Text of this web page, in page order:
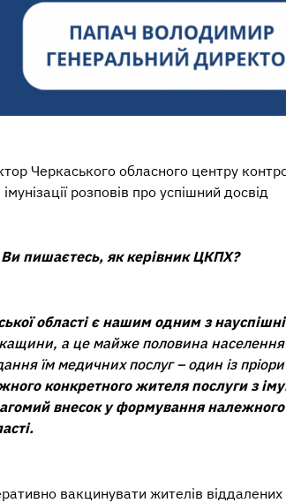
Черкаського обласного центру
розповів про успішний досвід
пишаєтесь, як керівник ЦКПХ?
області є нашим одним з
а це майже половина населення
їм медичних послуг – один із
конкретного жителя послуги з
внесок у формування належного
вакцинувати жителів віддалених